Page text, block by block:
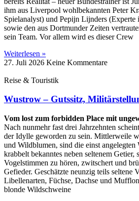
ihm aus Liverpool wohlbekannten Peter
Spielanalyst) und Pepijn Lijnders (Experte
sowie den aus Dortmunder Zeiten
sein Team. Vor allem wird es dieser Crew
Weiterlesen »
27. Juli 2026 Keine Kommentare
Reise & Touristik
Wustrow – Gutssitz,
Vom lost zum forbidden Place mit
Nach nunmehr fast drei Jahrzehnten
der Idylle geworden zu sein. Mittlerweile
und Wildblumen, sind die einst angelegten
krabbelt bekanntes neben seltenem Getier,
Vogelstimmen zu hören, zwitschert und
Gefieder. Geschätzte neunzig teils seltene
Libellenarten, Füchse, Dachse und
blonde Wildschweine